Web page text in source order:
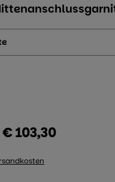
€ 103,30